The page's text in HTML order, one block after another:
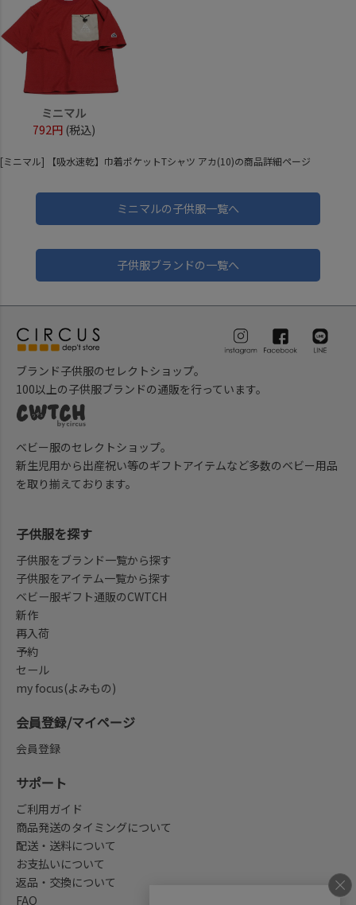
ミニマル
792円 (税込)
[ミニマル] 【吸水速乾】巾着ポケットTシャツ アカ(10)の商品詳細ページ
ミニマルの子供服一覧へ
子供服ブランドの一覧へ
ブランド子供服のセレクトショップ。
100以上の子供服ブランドの通販を行っています。
ベビー服のセレクトショップ。
新生児用から出産祝い等のギフトアイテムなど多数のベビー用品
を取り揃えております。
子供服を探す
子供服をブランド一覧から探す
子供服をアイテム一覧から探す
ベビー服ギフト通販のCWTCH
新作
再入荷
予約
セール
my focus(よみもの)
会員登録/マイページ
会員登録
サポート
ご利用ガイド
商品発送のタイミングについて
配送・送料について
お支払いについて
返品・交換について
FAQ